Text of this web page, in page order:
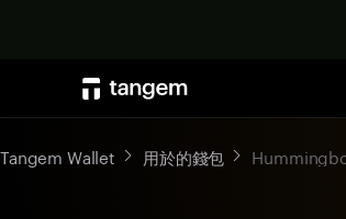
Tangem Wallet 用於的錢包